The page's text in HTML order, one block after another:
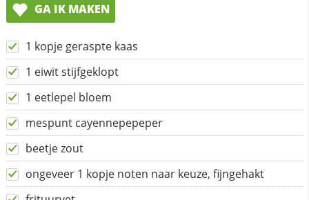
GA IK MAKEN
1 kopje geraspte kaas
1 eiwit stijfgeklopt
1 eetlepel bloem
mespunt cayennepepeper
beetje zout
ongeveer 1 kopje noten naar keuze, fijngehakt